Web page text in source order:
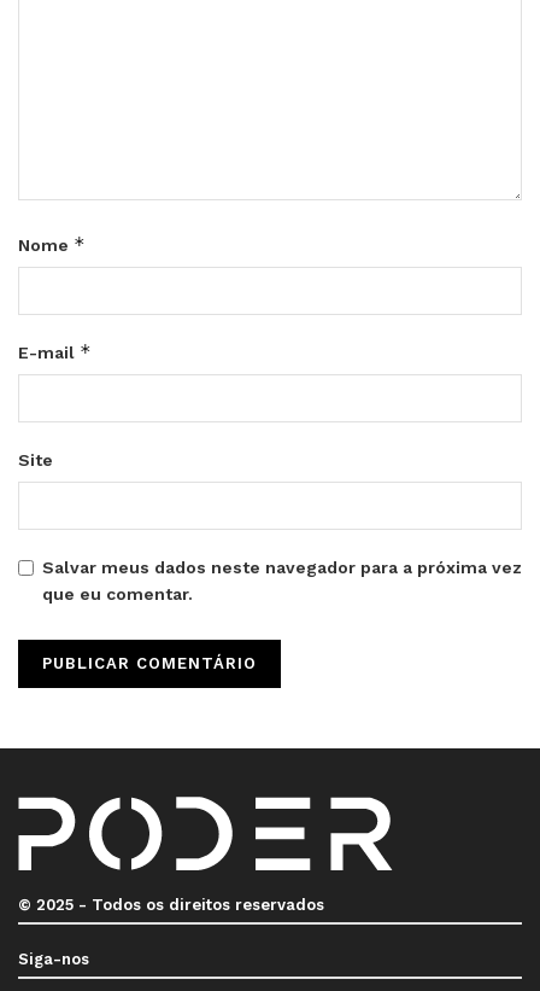
Nome *
E-mail *
Site
Salvar meus dados neste navegador para a próxima vez
que eu comentar.
© 2025 - Todos os direitos reservados
Siga-nos